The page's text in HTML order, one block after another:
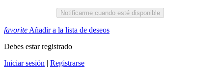
Notificarme cuando esté disponible
favorite Añadir a la lista de deseos
Debes estar registrado
Iniciar sesión | Registrarse